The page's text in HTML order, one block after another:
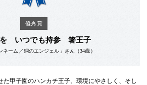
優秀賞
を いつでも持参 箸王子
ネーム／銅のエンジェル」さん（34歳）
た甲子園のハンカチ王子。環境にやさしく、そし